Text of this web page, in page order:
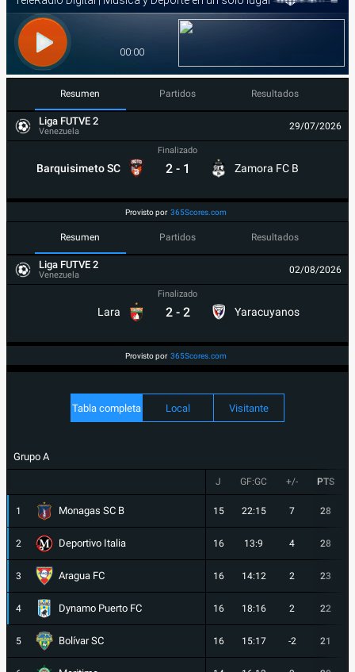
Resumen Partidos Resultados
Liga FUTVE 2
Venezuela 29/07/2026
Barquisimeto SC
Finalizado
2 - 1 Zamora FC B
Provisto por 365Scores.com
Resumen Partidos Resultados
Liga FUTVE 2
Venezuela 02/08/2026
Lara
Finalizado
2 - 2 Yaracuyanos
Provisto por 365Scores.com
Tabla completa Local Visitante
Grupo A
J GF:GC +/- PTS
1 Monagas SC B 15 22:15 7 28
2 Deportivo Italia 16 13:9 4 28
3 Aragua FC 16 14:12 2 23
4 Dynamo Puerto FC 16 18:16 2 22
5 Bolívar SC 16 15:17 -2 21